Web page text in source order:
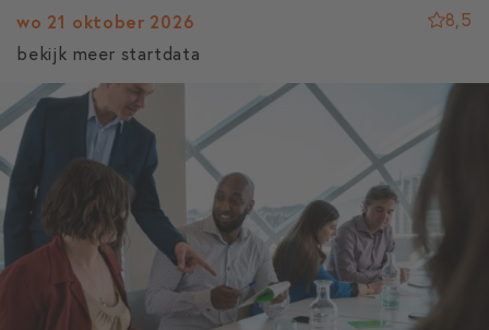
wo 21 oktober 2026
bekijk meer startdata
8,5